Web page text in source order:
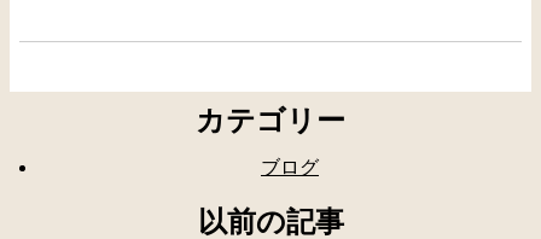
カテゴリー
ブログ
以前の記事